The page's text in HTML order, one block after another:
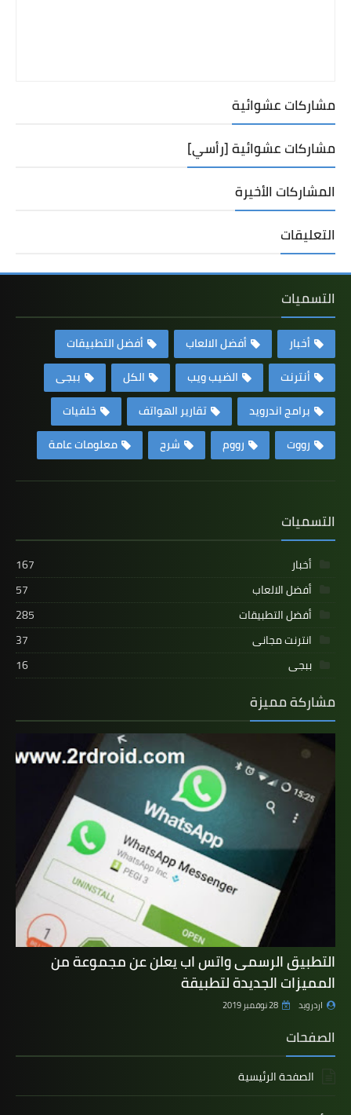
مشاركات عشوائية
مشاركات عشوائية [رأسي]
المشاركات الأخيرة
التعليقات
التسميات
أخبار أفضل الالعاب
أفضل التطبيقات
أنترنت
الضيب ويب الكل
ببجى
برامج اندرويد
تقارير الهواتف
خلفيات
رووت
رووم شرح معلومات عامة
التسميات
أخبار
167
أفضل الالعاب
57
أفضل التطبيقات
285
انترنت مجانى
37
ببجى
16
مشاركة مميزة
التطبيق الرسمى واتس اب يعلن عن مجموعة من
المميزات الجديدة لتطبيقة
اردرويد 28 نوفمبر 2019
الصفحات
الصفحة الرئيسية